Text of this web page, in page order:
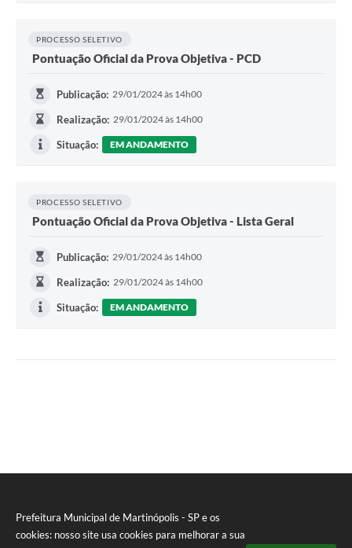
Prefeitura Municipal de Martinópolis - SP e os
cookies: nosso site usa cookies para melhorar a sua
PROCESSO SELETIVO
Pontuação Oficial da Prova Objetiva - PCD
Publicação: 29/01/2024 às 14h00
Realização: 29/01/2024 às 14h00
Situação: EM ANDAMENTO
PROCESSO SELETIVO
Pontuação Oficial da Prova Objetiva - Lista Geral
Publicação: 29/01/2024 às 14h00
Realização: 29/01/2024 às 14h00
Situação: EM ANDAMENTO